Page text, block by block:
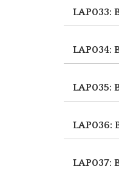
LAP033:
LAP034:
LAP035:
LAP036:
LAP037: